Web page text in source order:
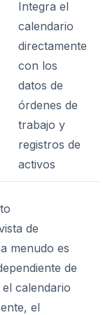
Integra el
calendario
directamente
con los
datos de
órdenes de
trabajo y
registros de
activos
de
menudo es
de
calendario
el